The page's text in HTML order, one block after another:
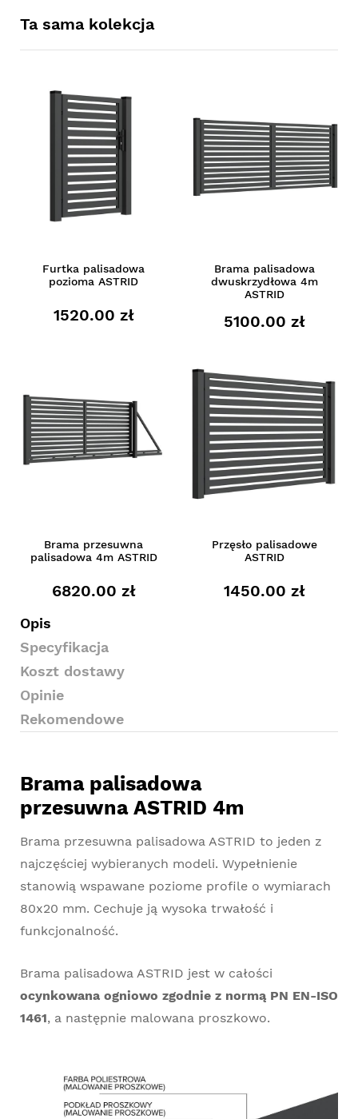
Ta sama kolekcja
Furtka palisadowa
pozioma ASTRID
1520.00 zł
Brama palisadowa
dwuskrzydłowa 4m
ASTRID
5100.00 zł
Brama przesuwna
palisadowa 4m ASTRID
6820.00 zł
Przęsło palisadowe
ASTRID
1450.00 zł
Opis
Specyfikacja
Koszt dostawy
Opinie
Rekomendowe
Brama palisadowa
przesuwna ASTRID 4m
Brama przesuwna palisadowa ASTRID to jeden z
najczęściej wybieranych modeli. Wypełnienie
stanowią wspawane poziome profile o wymiarach
80x20 mm. Cechuje ją wysoka trwałość i
funkcjonalność.
Brama palisadowa ASTRID jest w całości
ocynkowana ogniowo zgodnie z normą PN EN-ISO
1461, a następnie malowana proszkowo.